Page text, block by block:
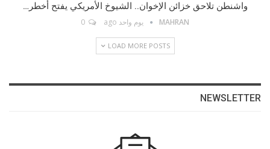
واشنطن تلاحق خزائن الإخوان.. الشيوخ الأمريكي يفتح أخطر…
MAHRAN يوم واحد ago
LOAD MORE POSTS
NEWSLETTER
Instagram
البريد الإلكتروني